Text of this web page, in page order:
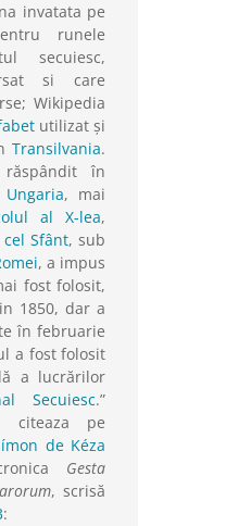
invatata pe
runele
secuiesc,
si care
Wikipedia
utilizat și
Transilvania.
în
Ungaria, mai
al X-lea,
cel Sfânt, sub
, a impus
fost folosit,
1850, dar a
în februarie
a fost folosit
a lucrărilor
Secuiesc.”
citeaza pe
de Kéza
Gesta
, scrisă
: